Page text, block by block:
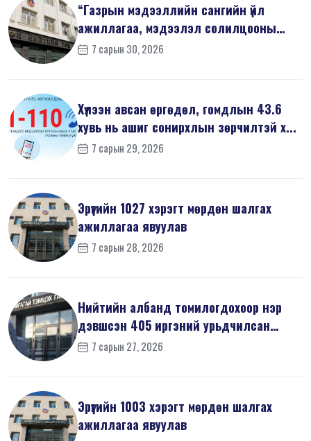
“Газрын мэдээллийн сангийн үйл
ажиллагаа, мэдээлэл солилцооны
журам”-...
7 сарын 30, 2026
Хүлээн авсан өргөдөл, гомдлын 43.6
хувь нь ашиг сонирхлын зөрчилтэй х...
7 сарын 29, 2026
Эрүүгийн 1027 хэрэгт мөрдөн шалгах
ажиллагаа явуулав
7 сарын 28, 2026
Нийтийн албанд томилогдохоор нэр
дэвшсэн 405 иргэний урьдчилсан
мэдүүл...
7 сарын 27, 2026
Эрүүгийн 1003 хэрэгт мөрдөн шалгах
ажиллагаа явуулав